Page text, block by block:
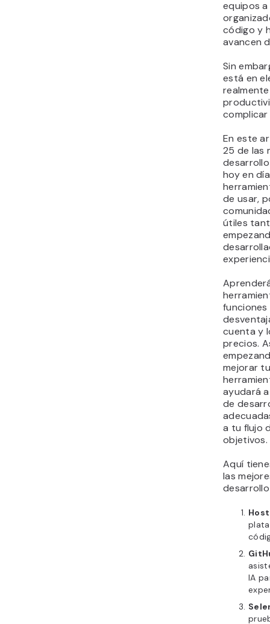
equipos
código y
avancen
Sin
está en
En este
25 de las
hoy en
de usar,
útiles
funciones
cuenta y
precios.
mejorar
ayudará
de
a tu flujo
objetivos.
Aquí
las
IA